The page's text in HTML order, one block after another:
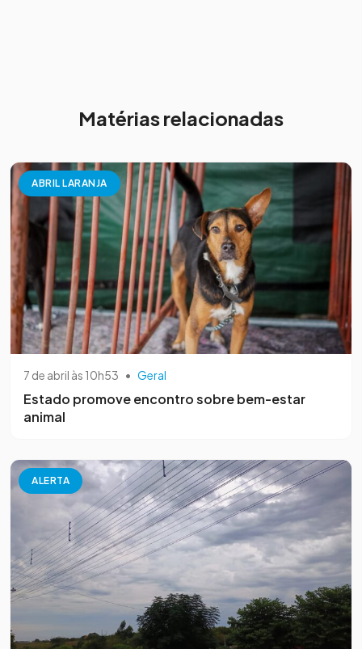
Matérias relacionadas
ABRIL LARANJA
7 de abril às 10h53 • Geral
Estado promove encontro sobre bem-estar
animal
ALERTA